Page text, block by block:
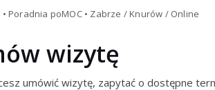
Poradnia poMOC • Zabrze / Knurów / Online
wizytę
umówić wizytę, zapytać o dostępne